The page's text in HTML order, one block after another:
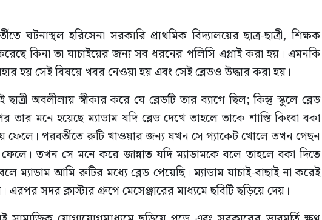
ঘটনাস্থল হরিসেনা সরকারি প্রাথমিক বিদ্যালয়ের ছাত্র-ছাত্রী, শিক্ষক
কিনা তা যাচাইয়ের জন্য সব ধরনের পলিসি এপ্লাই করা হয়। এমনকি
হয় সেই বিষয়ে খবর নেওয়া হয় এবং সেই ব্লেডও উদ্ধার করা হয়।
অবলীলায় স্বীকার করে যে ব্লেডটি তার ব্যাগে ছিল; কিন্তু স্কুলে ব্লেড
মনে হয়েছে ম্যাডাম যদি ব্লেড দেখে তাহলে তাকে শাস্তি কিংবা বকা
ফেলে। পরবর্তীতে রুটি খাওয়ার জন্য যখন সে প্যাকেট খোলে তখন পেছন
ফেলে। তখন সে মনে করে জান্নাত যদি ম্যাডামকে বলে তাহলে বকা দিতে
ম্যাডাম আমি রুটির মধ্যে ব্লেড পেয়েছি। ম্যাডাম যাচাই-বাছাই না করেই
সদর ক্লাস্টার গ্রুপে মেসেঞ্জারের মাধ্যমে ছবিটি ছড়িয়ে দেয়।